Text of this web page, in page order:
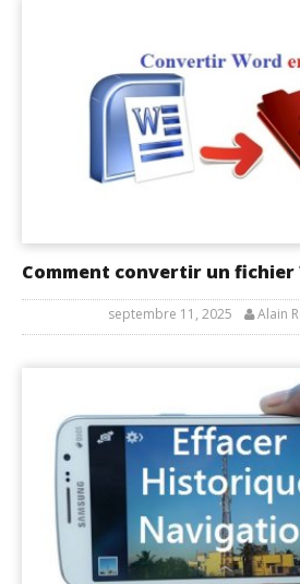
Comment convertir un fichier
septembre 11, 2025 Alain